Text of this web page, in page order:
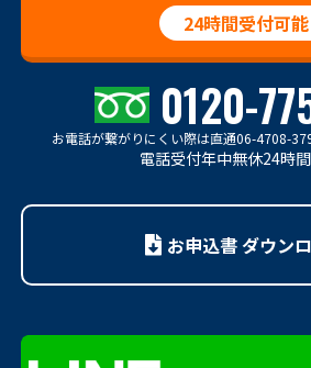
24時間受付可能
0120-
お電話が繋がりにくい際は直通06-4708-
電話受付年中無休24時
お申込書 ダウン